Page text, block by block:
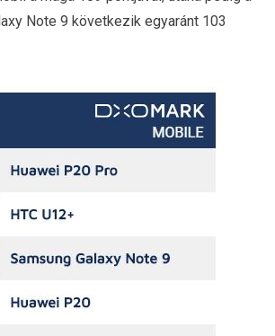
Note 9 következik egyaránt 103